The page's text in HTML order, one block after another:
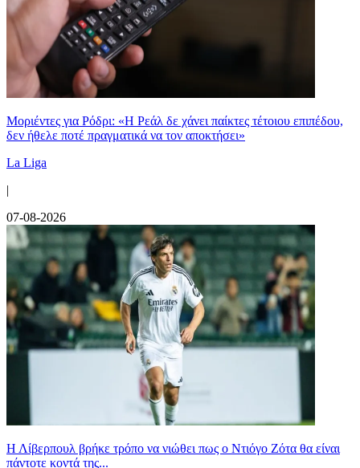
Μοριέντες για Ρόδρι: «Η Ρεάλ δε χάνει παίκτες τέτοιου επιπέδου,
δεν ήθελε ποτέ πραγματικά να τον αποκτήσει»
La Liga
|
07-08-2026
Η Λίβερπουλ βρήκε τρόπο να νιώθει πως ο Ντιόγο Ζότα θα είναι
πάντοτε κοντά της...